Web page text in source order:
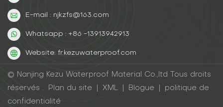
E-mail : njkzfs@163.com
Whatsapp : +86 -13913942913
Website: fr.kezuwaterproof.com
© Nanjing Kezu Waterproof Material Co.,ltd Tous droits
réservés .
Plan du site XML Blogue
politique de
confidentialité